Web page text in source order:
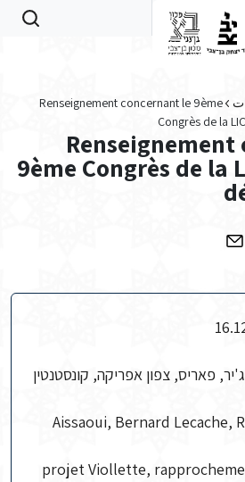
Renseignement concernant le 9ème
Congrès de la
9ème Congrès de la
פאריס, צפון אפריקה, קונסטנטין
Aissaoui, Bernard Lecache,
projet Viollette,